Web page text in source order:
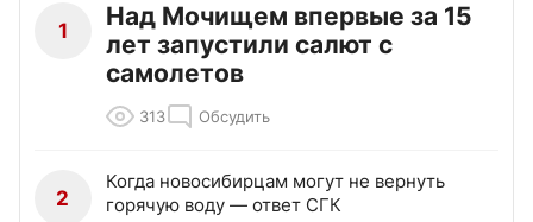
1
Над Мочищем впервые за 15
лет запустили салют с
самолетов
313 Обсудить
2
Когда новосибирцам могут не вернуть
горячую воду — ответ СГК